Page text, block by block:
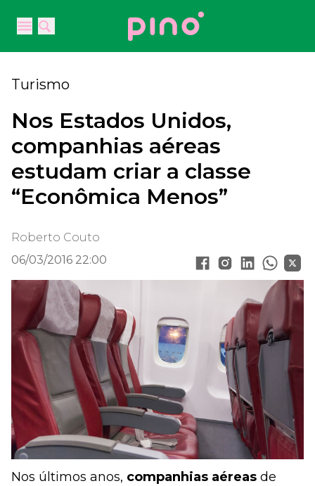
Open main menu
Open main menu
Your Company
Turismo
Nos Estados Unidos,
companhias aéreas
estudam criar a classe
“Econômica Menos”
Roberto Couto
06/03/2016 22:00
Nos últimos anos, companhias aéreas de